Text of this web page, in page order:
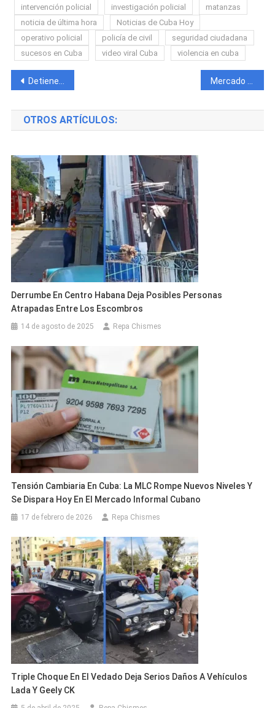
intervención policial investigación policial
matanzas
noticia de última hora
Noticias de Cuba Hoy
operativo policial
policía de civil
seguridad ciudadana
sucesos en Cuba
video viral Cuba violencia en cuba
Navegación
de
entradas
Detienen a un cubano y sus cómplices por el asalto de un teléfono y hallan un cargamento de droga en una casa en México Mercado informal bajo presión: dólar estable, euro en retroceso y una MLC que rompe máximos al cierre de noviembre
OTROS ARTÍCULOS:
Derrumbe En Centro Habana Deja Posibles Personas
Atrapadas Entre Los Escombros
14 de agosto de 2025 Repa Chismes
Tensión Cambiaria En Cuba: La MLC Rompe Nuevos Niveles Y
Se Dispara Hoy En El Mercado Informal Cubano
17 de febrero de 2026 Repa Chismes
Triple Choque En El Vedado Deja Serios Daños A Vehículos
Lada Y Geely CK